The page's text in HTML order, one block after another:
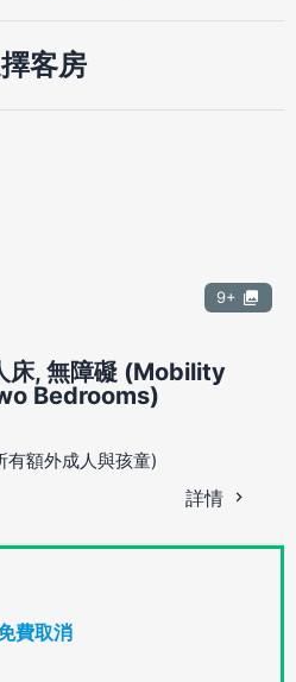
客房
9+
床, 無障礙 (Mobility
Bedrooms)
有額外成人與孩童)
詳情
費取消